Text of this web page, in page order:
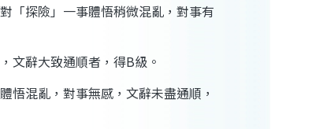
「探險」一事體悟稍微混亂，對事有
文辭大致通順者，得B級。
悟混亂，對事無感，文辭未盡通順，